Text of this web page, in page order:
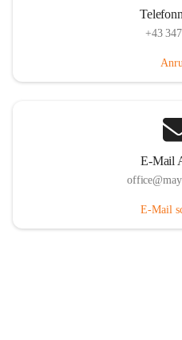
+43
E-Mail
E-Mail